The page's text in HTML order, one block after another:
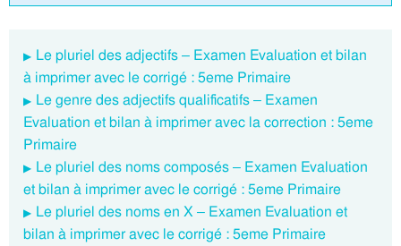
Le pluriel des adjectifs – Examen Evaluation et bilan
à imprimer avec le corrigé : 5eme Primaire
Le genre des adjectifs qualificatifs – Examen
Evaluation et bilan à imprimer avec la correction : 5eme
Primaire
Le pluriel des noms composés – Examen Evaluation
et bilan à imprimer avec le corrigé : 5eme Primaire
Le pluriel des noms en X – Examen Evaluation et
bilan à imprimer avec le corrigé : 5eme Primaire